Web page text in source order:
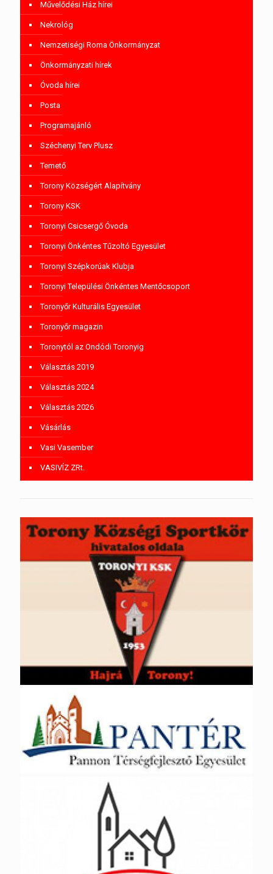
Művelődési Ház hírei
Nekrológ
Nemzetiségi Roma Önkormányzat
Önkormányzati hírek
Óvoda hírei
Posta
Programajánló
Széchenyi Terv Plusz
Temető
Torony Községért Alapítvány
Torony KSK
Toronyi Csicsergő Óvoda
Toronyi Önkéntes Tűzoltó Egyesület
Toronyi Szépkorúak Klubja
Toronyi Települési Önkéntes Mentőcsoport
Toronyőr Kulturális Egyesület
Toronyőr magazin
Toronytól az Ondódi Toronyig
Választás 2019
Választás 2024
Választás 2026
Vásárlás
Vasi Vasember
VASIVÍZ ZRt.